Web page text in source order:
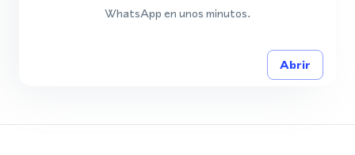
WhatsApp en unos minutos.
Abrir